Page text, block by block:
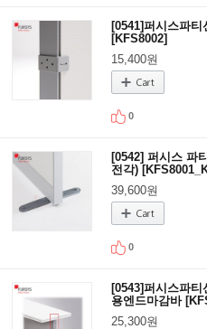
[0541]퍼시스파
[KFS8002]
15,400원
0
[0542] 퍼시스 파
전각)
39,600원
0
[0543]퍼시스파
용엔드마감바
25,300원